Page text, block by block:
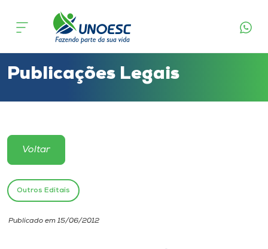
Cursos
Atendimento ao Estudante
Portal de Ensino
Unoesc
Publicações Legais
Voltar
Outros Editais
Publicado em 15/06/2012